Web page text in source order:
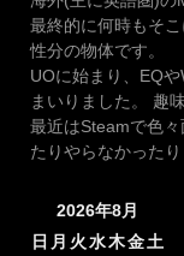
ゲ
ー
シ
ョ
ン
最終的に何時もそ
性分の物体です。
UOに始まり、EQ
まいりました。 趣
最近はSteamで色
たりやらなかったり
2026年8月
日 月 火水木金土